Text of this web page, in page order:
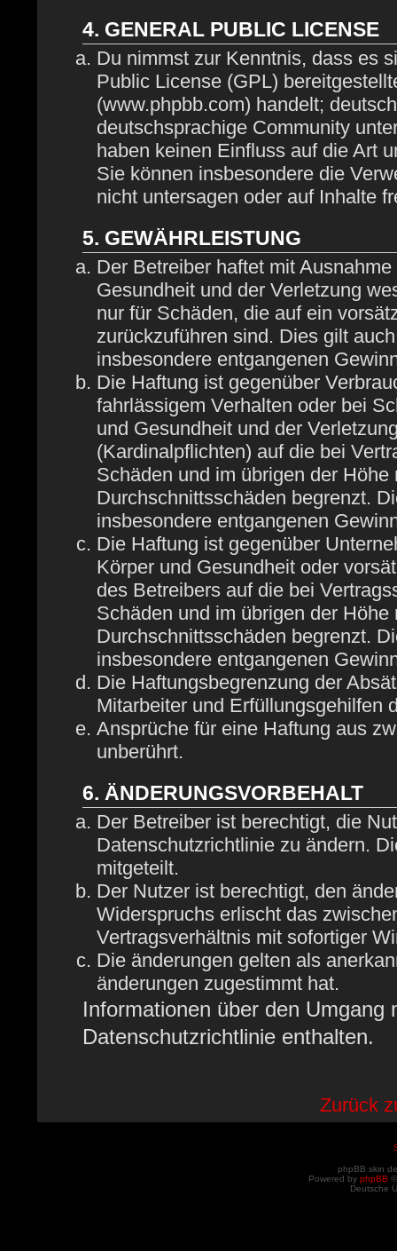
4. GENERAL PUBLIC LICENSE
Du nimmst zur Kenntnis, dass es
Public License (GPL)
(www.phpbb.com) handelt;
deutschsprachige Community
haben keinen Einfluss auf die Art
Sie können insbesondere die
nicht untersagen oder auf Inhalte
5. GEWÄHRLEISTUNG
Der Betreiber haftet mit
Gesundheit und der Verletzung
nur für Schäden, die auf ein
zurückzuführen sind. Dies gilt
insbesondere entgangenen
Die Haftung ist gegenüber
fahrlässigem Verhalten oder bei
und Gesundheit und der
(Kardinalpflichten) auf die bei
Schäden und im übrigen der
Durchschnittsschäden begrenzt.
insbesondere entgangenen
Die Haftung ist gegenüber
Körper und Gesundheit oder
des Betreibers auf die bei
Schäden und im übrigen der
Durchschnittsschäden begrenzt.
insbesondere entgangenen
Die Haftungsbegrenzung der
Mitarbeiter und Erfüllungsgehilfen
Ansprüche für eine Haftung aus
unberührt.
6. ÄNDERUNGSVORBEHALT
Der Betreiber ist berechtigt, die
Datenschutzrichtlinie zu ändern.
mitgeteilt.
Der Nutzer ist berechtigt, den
Widerspruchs erlischt das
Vertragsverhältnis mit sofortiger
Die änderungen gelten als
änderungen zugestimmt hat.
Informationen über den Umgang
Datenschutzrichtlinie enthalten.
Zurück
phpBB skin
Powered by phpBB
Deutsche